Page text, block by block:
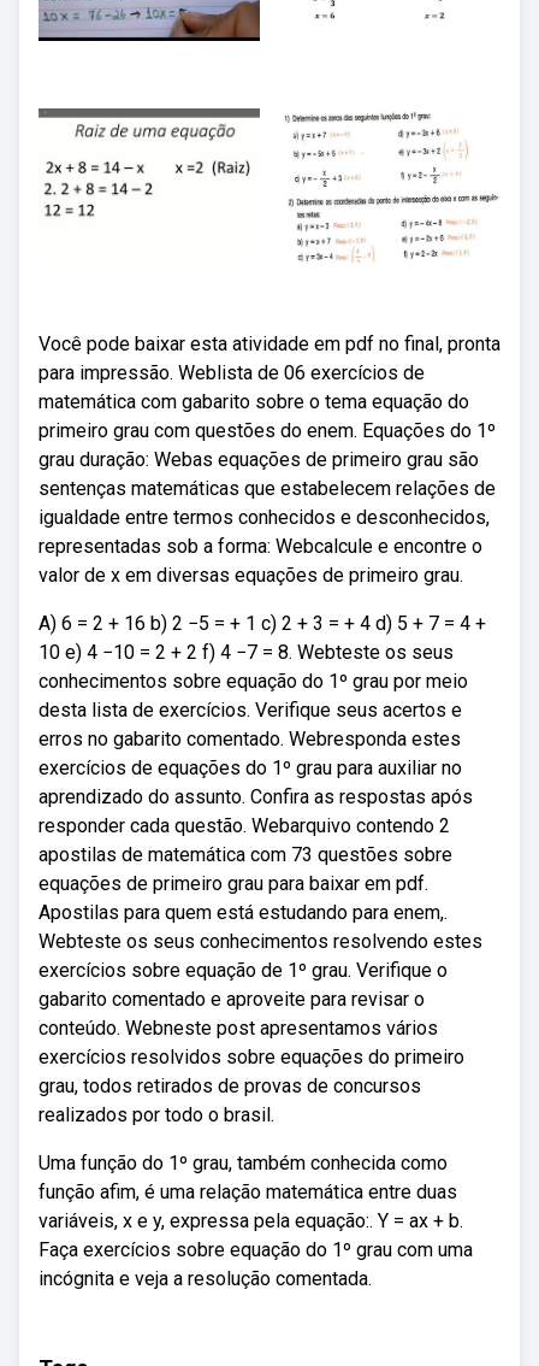
Você pode baixar esta atividade em pdf no final, pronta
para impressão. Weblista de 06 exercícios de
matemática com gabarito sobre o tema equação do
primeiro grau com questões do enem. Equações do 1º
grau duração: Webas equações de primeiro grau são
sentenças matemáticas que estabelecem relações de
igualdade entre termos conhecidos e desconhecidos,
representadas sob a forma: Webcalcule e encontre o
valor de x em diversas equações de primeiro grau.
A) 6 = 2 + 16 b) 2 −5 = + 1 c) 2 + 3 = + 4 d) 5 + 7 = 4 +
10 e) 4 −10 = 2 + 2 f) 4 −7 = 8. Webteste os seus
conhecimentos sobre equação do 1º grau por meio
desta lista de exercícios. Verifique seus acertos e
erros no gabarito comentado. Webresponda estes
exercícios de equações do 1º grau para auxiliar no
aprendizado do assunto. Confira as respostas após
responder cada questão. Webarquivo contendo 2
apostilas de matemática com 73 questões sobre
equações de primeiro grau para baixar em pdf.
Apostilas para quem está estudando para enem,.
Webteste os seus conhecimentos resolvendo estes
exercícios sobre equação de 1º grau. Verifique o
gabarito comentado e aproveite para revisar o
conteúdo. Webneste post apresentamos vários
exercícios resolvidos sobre equações do primeiro
grau, todos retirados de provas de concursos
realizados por todo o brasil.
Uma função do 1º grau, também conhecida como
função afim, é uma relação matemática entre duas
variáveis, x e y, expressa pela equação:. Y = ax + b.
Faça exercícios sobre equação do 1º grau com uma
incógnita e veja a resolução comentada.